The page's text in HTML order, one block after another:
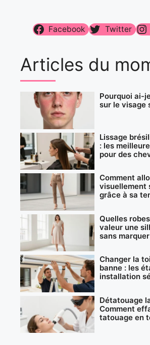
Facebook Twitter
Articles du
Pourquoi ai-
sur le visage
Lissage
: les
pour des
Comment
visuellement
grâce à sa
Quelles
valeur une
sans
Changer la
banne : les
installation
Détatouage
Comment
tatouage en